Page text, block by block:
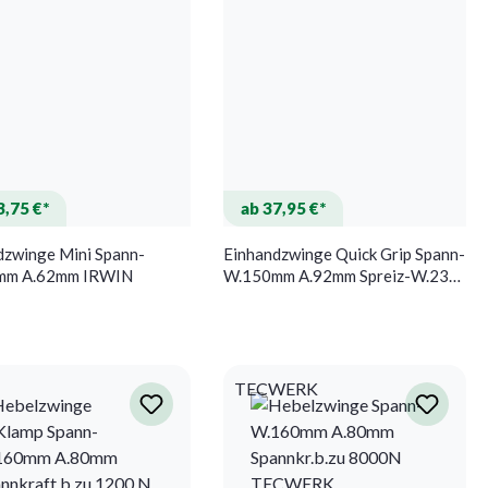
€*
Mini Spann-
A.62mm IRWIN
ab 37,95 €*
Einhandzwinge Quick Grip Spann-
W.150mm A.92mm Spreiz-W.235-
TECWERK